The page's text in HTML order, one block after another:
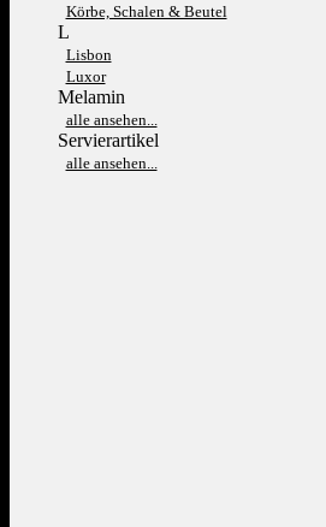
Körbe, Schalen & Beutel
L
Lisbon
Luxor
Melamin
alle ansehen...
Servierartikel
alle ansehen...